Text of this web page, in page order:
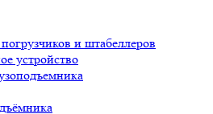
и штабеллеров
устройство